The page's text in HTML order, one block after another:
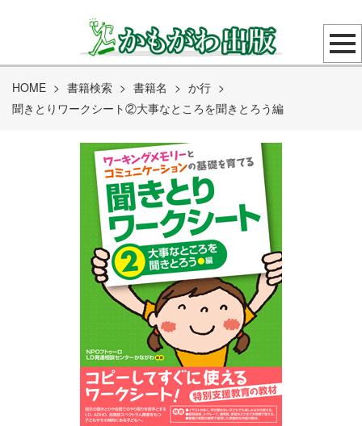
HOME > 書籍検索 > 書籍名 > か行 >
聞きとりワークシート②大事なところを聞きとろう編